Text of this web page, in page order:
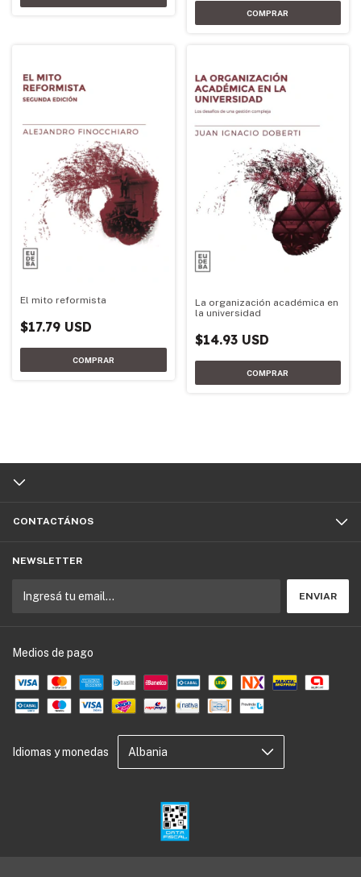
El mito reformista
$17.79 USD
La organización académica en
la universidad
$14.93 USD
CONTACTÁNOS
NEWSLETTER
Medios de pago
Idiomas y monedas